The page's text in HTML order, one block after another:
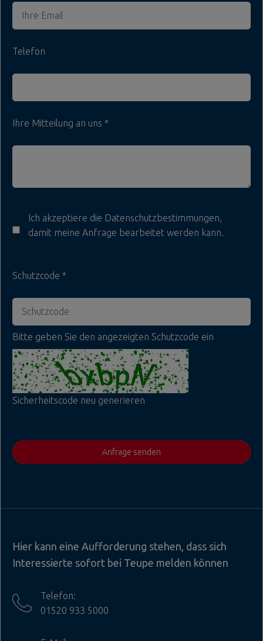
Telefon
Ihre Mitteilung an uns
Ich akzeptiere die Datenschutzbestimmungen,
damit meine Anfrage bearbeitet werden kann.
Schutzcode
Bitte geben Sie den angezeigten Schutzcode ein
Sicherheitscode neu generieren
Anfrage senden
Hier kann eine Aufforderung stehen, dass sich
Interessierte sofort bei Teupe melden können
Telefon:
01520 933 5000